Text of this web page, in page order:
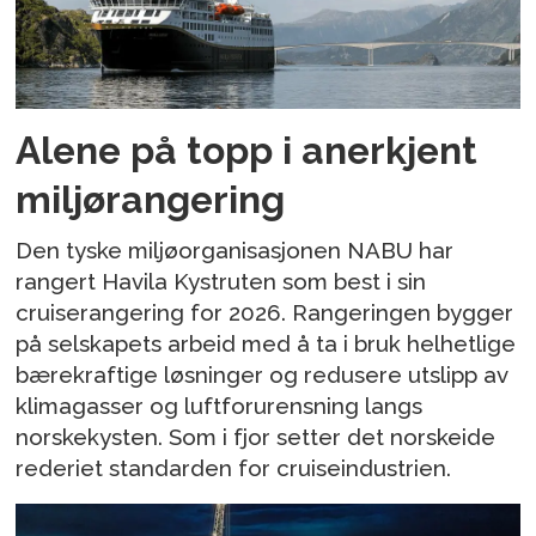
Alene på topp i anerkjent
miljørangering
Den tyske miljøorganisasjonen NABU har
rangert Havila Kystruten som best i sin
cruiserangering for 2026. Rangeringen bygger
på selskapets arbeid med å ta i bruk helhetlige
bærekraftige løsninger og redusere utslipp av
klimagasser og luftforurensning langs
norskekysten. Som i fjor setter det norskeide
rederiet standarden for cruiseindustrien.